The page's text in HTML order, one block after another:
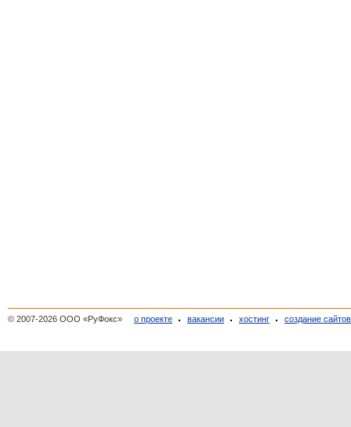
© 2007-2026 ООО «РуФокс» о проекте вакансии хостинг создание сайтов